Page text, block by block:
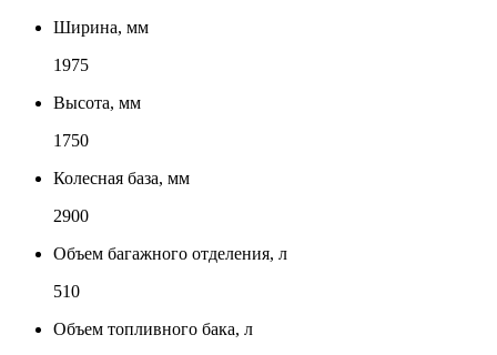
Ширина, мм
1975
Высота, мм
1750
Колесная база, мм
2900
Объем багажного отделения, л
510
Объем топливного бака, л